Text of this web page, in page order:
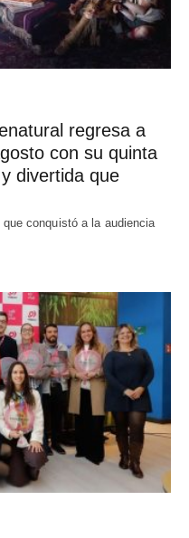
regresa a
con su quinta
divertida que
conquistó a la audiencia